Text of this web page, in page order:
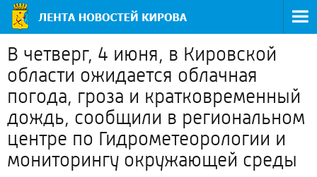
В четверг, 4 июня, в Кировской
области ожидается облачная
погода, гроза и кратковременный
дождь, сообщили в региональном
центре по Гидрометеорологии и
мониторингу окружающей среды